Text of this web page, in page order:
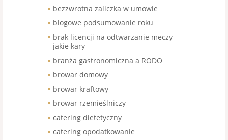
bezzwrotna zaliczka w umowie
blogowe podsumowanie roku
brak licencji na odtwarzanie meczy
jakie kary
branża gastronomiczna a RODO
browar domowy
browar kraftowy
browar rzemieślniczy
catering dietetyczny
catering opodatkowanie